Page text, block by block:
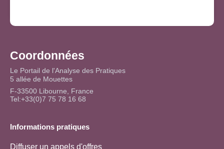
Coordonnées
Le Portail de l'Analyse des Pratiques
5 allée de Mouettes
F-33500 Libourne, France
Tel:+33(0)7 75 78 16 68
Informations pratiques
Diffuser un appels d'offres